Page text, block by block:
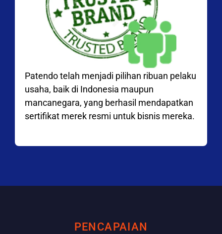
Patendo telah menjadi pilihan ribuan pelaku
usaha, baik di Indonesia maupun
mancanegara, yang berhasil mendapatkan
sertifikat merek resmi untuk bisnis mereka.
PENCAPAIAN